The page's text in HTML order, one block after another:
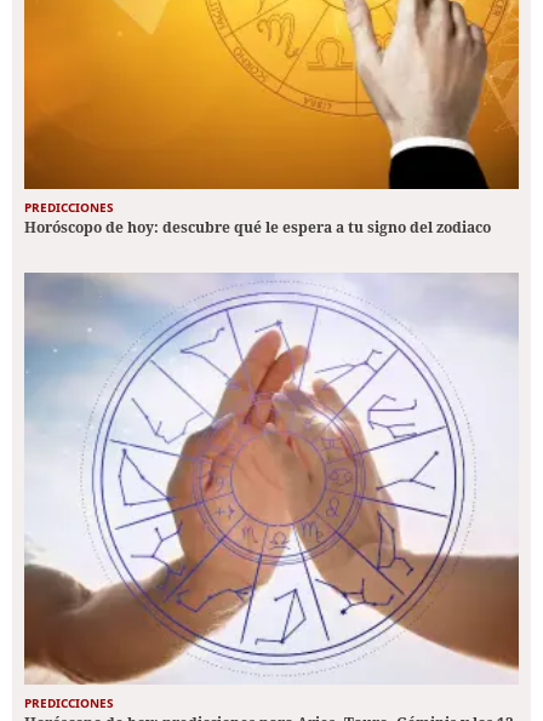
PREDICCIONES
Horóscopo de hoy: descubre qué le espera a tu signo del zodiaco
PREDICCIONES